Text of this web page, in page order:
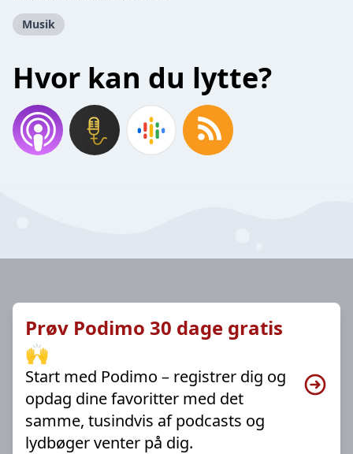
Musik
Hvor kan du lytte?
Prøv Podimo 30 dage gratis
🙌
Start med Podimo – registrer dig og
opdag dine favoritter med det
samme, tusindvis af podcasts og
lydbøger venter på dig.